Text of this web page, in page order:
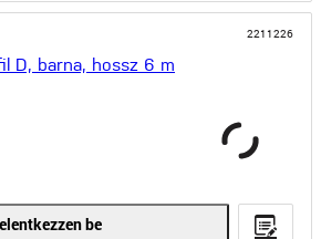
2211226
D, barna, hossz 6 m
be